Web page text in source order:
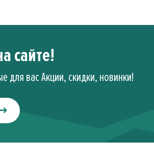
сайте!
вас Акции, скидки, новинки!